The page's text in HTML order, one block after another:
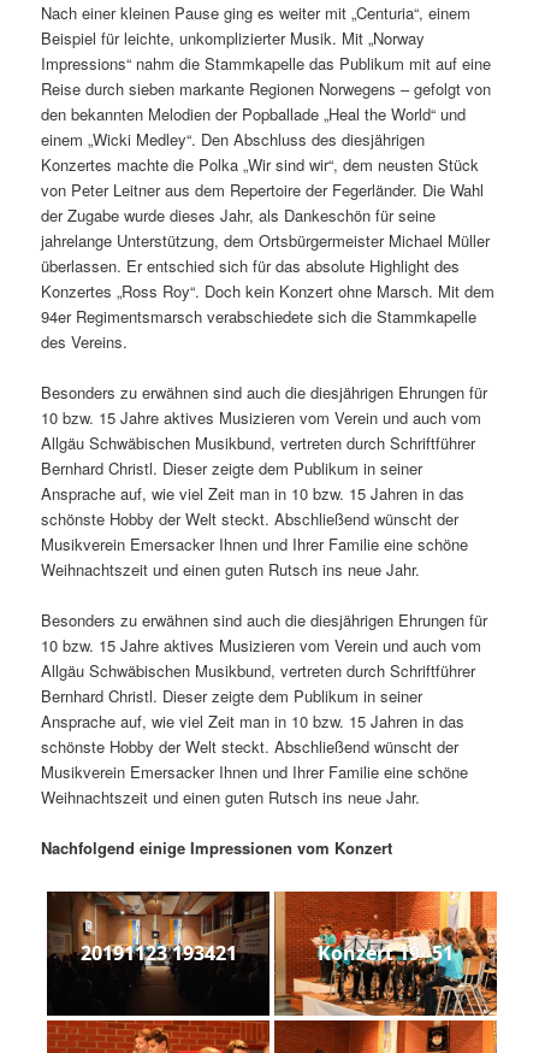
Nach einer kleinen Pause ging es weiter mit „Centuria“, einem
Beispiel für leichte, unkomplizierter Musik. Mit „Norway
Impressions“ nahm die Stammkapelle das Publikum mit auf eine
Reise durch sieben markante Regionen Norwegens – gefolgt von
den bekannten Melodien der Popballade „Heal the World“ und
einem „Wicki Medley“. Den Abschluss des diesjährigen
Konzertes machte die Polka „Wir sind wir“, dem neusten Stück
von Peter Leitner aus dem Repertoire der Fegerländer. Die Wahl
der Zugabe wurde dieses Jahr, als Dankeschön für seine
jahrelange Unterstützung, dem Ortsbürgermeister Michael Müller
überlassen. Er entschied sich für das absolute Highlight des
Konzertes „Ross Roy“. Doch kein Konzert ohne Marsch. Mit dem
94er Regimentsmarsch verabschiedete sich die Stammkapelle
des Vereins.
Besonders zu erwähnen sind auch die diesjährigen Ehrungen für
10 bzw. 15 Jahre aktives Musizieren vom Verein und auch vom
Allgäu Schwäbischen Musikbund, vertreten durch Schriftführer
Bernhard Christl. Dieser zeigte dem Publikum in seiner
Ansprache auf, wie viel Zeit man in 10 bzw. 15 Jahren in das
schönste Hobby der Welt steckt. Abschließend wünscht der
Musikverein Emersacker Ihnen und Ihrer Familie eine schöne
Weihnachtszeit und einen guten Rutsch ins neue Jahr.
Besonders zu erwähnen sind auch die diesjährigen Ehrungen für
10 bzw. 15 Jahre aktives Musizieren vom Verein und auch vom
Allgäu Schwäbischen Musikbund, vertreten durch Schriftführer
Bernhard Christl. Dieser zeigte dem Publikum in seiner
Ansprache auf, wie viel Zeit man in 10 bzw. 15 Jahren in das
schönste Hobby der Welt steckt. Abschließend wünscht der
Musikverein Emersacker Ihnen und Ihrer Familie eine schöne
Weihnachtszeit und einen guten Rutsch ins neue Jahr.
Nachfolgend einige Impressionen vom Konzert
20191123 193421 Konzert 19--51